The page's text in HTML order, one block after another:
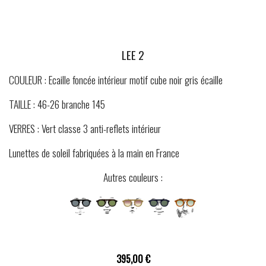
LEE 2
COULEUR : Ecaille foncée intérieur motif cube noir gris écaille
TAILLE : 46-26 branche 145
VERRES : Vert classe 3 anti-reflets intérieur
Lunettes de soleil fabriquées à la main en France
Autres couleurs :
395,00 €